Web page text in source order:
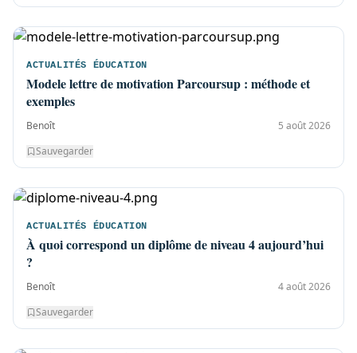
ACTUALITÉS ÉDUCATION
Modele lettre de motivation Parcoursup : méthode et
exemples
Benoît
5 août 2026
Sauvegarder
ACTUALITÉS ÉDUCATION
À quoi correspond un diplôme de niveau 4 aujourd’hui
?
Benoît
4 août 2026
Sauvegarder